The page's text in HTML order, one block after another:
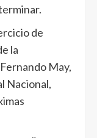
de
la
May,
Nacional,